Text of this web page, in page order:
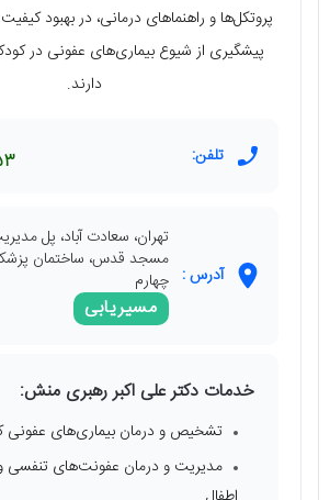
پروتکل‌ها و راهنماهای درمانی، در بهبود
پیشگیری از شیوع بیماری‌های عفونی در
دارند.
تلفن:
آدرس :
تهران، سعادت آباد، پل
مسجد قدس، ساختمان
چهارم
مسیریابی
خدمات دکتر علی اکبر رهبری منش:
تشخیص و درمان بیماری‌های عفونی
مدیریت و درمان عفونت‌های تنفسی